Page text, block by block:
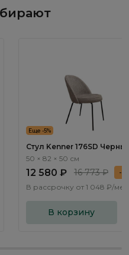
Еще -5%
Стул Kenner 176SD
Капучино
50 × 82 × 50 см
12 580 ₽ 16 773 ₽
-
В рассрочку от 1 048 ₽/
В корзину